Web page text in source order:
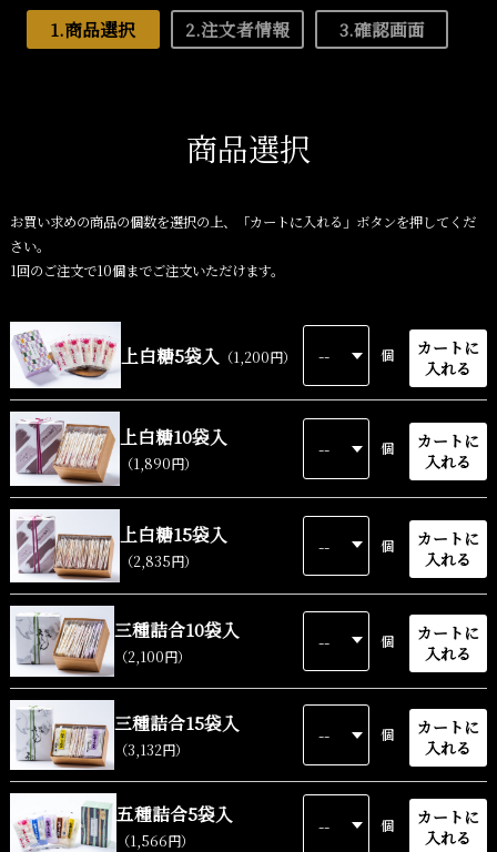
1.商品選択 2.注文者情報 3.確認画面
商品選択
お買い求めの商品の個数を選択の上、「カートに入れる」ボタンを押してくだ
さい。
1回のご注文で10個までご注文いただけます。
上白糖5袋入 （1,200円） 個
カートに
入れる
上白糖10袋入
（1,890円）
個
カートに
入れる
上白糖15袋入
（2,835円）
個
カートに
入れる
三種詰合10袋入
（2,100円）
個
カートに
入れる
三種詰合15袋入
（3,132円）
個
カートに
入れる
五種詰合5袋入
（1,566円）
個
カートに
入れる